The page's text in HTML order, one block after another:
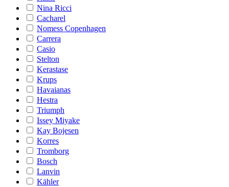
Nina Ricci
Cacharel
Nomess Copenhagen
Carrera
Casio
Stelton
Kerastase
Krups
Havaianas
Hestra
Triumph
Issey Miyake
Kay Bojesen
Korres
Tromborg
Bosch
Lanvin
Kähler